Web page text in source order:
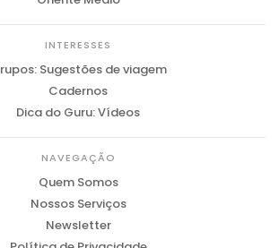
INTERESSES
Sugestões de viagem
Cadernos
Dica do Guru: Vídeos
NAVEGAÇÃO
Quem Somos
Nossos Serviços
Newsletter